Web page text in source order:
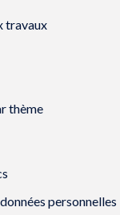
e
e
travaux
thème
personnelles